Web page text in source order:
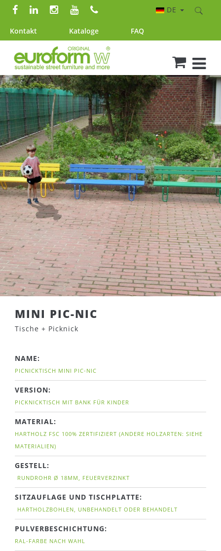
Kontakt Kataloge FAQ
DE
MINI PIC-NIC
Tische + Picknick
NAME:
PICNICKTISCH MINI PIC-NIC
VERSION:
PICKNICKTISCH MIT BANK FÜR KINDER
MATERIAL:
HARTHOLZ FSC 100% ZERTIFIZIERT (ANDERE HOLZARTEN: SIEHE
MATERIALIEN)
GESTELL:
RUNDROHR Ø 18MM, FEUERVERZINKT
SITZAUFLAGE UND TISCHPLATTE:
HARTHOLZBOHLEN, UNBEHANDELT ODER BEHANDELT
PULVERBESCHICHTUNG:
RAL-FARBE NACH WAHL